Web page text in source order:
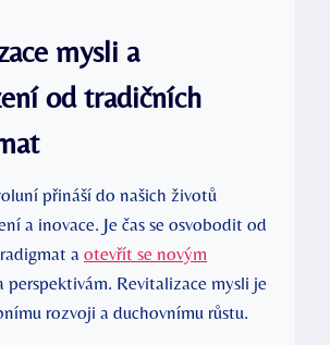
mysli a
od tradičních
přináší do našich životů
a inovace. Je čas se osvobodit od
a otevřít se novým
perspektivám. Revitalizace mysli je
rozvoji a duchovnímu růstu.